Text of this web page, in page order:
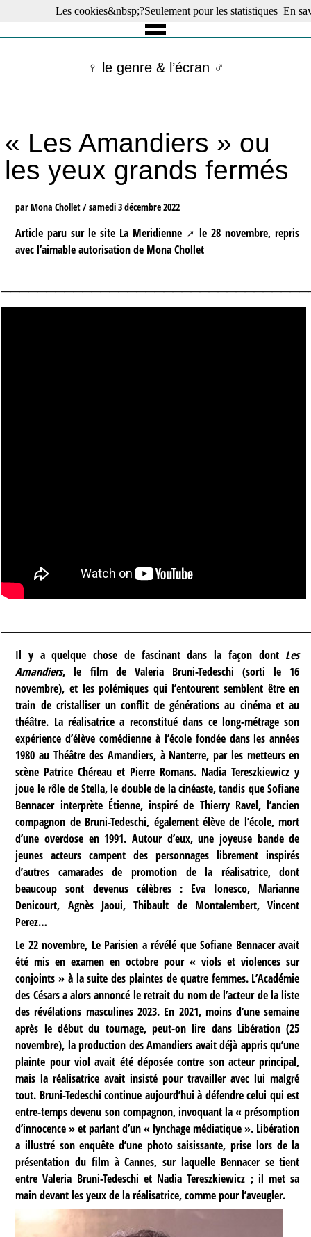
☰ Menu
Films récents
Tribunes
Archives
Actu : "La Nouvelle Vague"
S’abonner à la Lettre !
♀ le genre & l’écran ♂
« Les Amandiers » ou
les yeux grands fermés
par Mona Chollet /samedi 3 décembre 2022
Article paru sur le site La Meridienne
le 28 novembre, repris
avec l’aimable autorisation de Mona Chollet
Il y a quelque chose de fascinant dans la façon dont Les
Amandiers, le film de Valeria Bruni-Tedeschi (sorti le 16
novembre), et les polémiques qui l’entourent semblent être en
train de cristalliser un conflit de générations au cinéma et au
théâtre. La réalisatrice a reconstitué dans ce long-métrage son
expérience d’élève comédienne à l’école fondée dans les années
1980 au Théâtre des Amandiers, à Nanterre, par les metteurs en
scène Patrice Chéreau et Pierre Romans. Nadia Tereszkiewicz y
joue le rôle de Stella, le double de la cinéaste, tandis que Sofiane
Bennacer interprète Étienne, inspiré de Thierry Ravel, l’ancien
compagnon de Bruni-Tedeschi, également élève de l’école, mort
d’une overdose en 1991. Autour d’eux, une joyeuse bande de
jeunes acteurs campent des personnages librement inspirés
d’autres camarades de promotion de la réalisatrice, dont
beaucoup sont devenus célèbres : Eva Ionesco, Marianne
Denicourt, Agnès Jaoui, Thibault de Montalembert, Vincent
Perez…
Le 22 novembre, Le Parisien a révélé que Sofiane Bennacer avait
été mis en examen en octobre pour « viols et violences sur
conjoints » à la suite des plaintes de quatre femmes. L’Académie
des Césars a alors annoncé le retrait du nom de l’acteur de la liste
des révélations masculines 2023. En 2021, moins d’une semaine
après le début du tournage, peut-on lire dans Libération (25
novembre), la production des Amandiers avait déjà appris qu’une
plainte pour viol avait été déposée contre son acteur principal,
mais la réalisatrice avait insisté pour travailler avec lui malgré
tout. Bruni-Tedeschi continue aujourd’hui à défendre celui qui est
entre-temps devenu son compagnon, invoquant la « présomption
d’innocence » et parlant d’un « lynchage médiatique ». Libération
a illustré son enquête d’une photo saisissante, prise lors de la
présentation du film à Cannes, sur laquelle Bennacer se tient
entre Valeria Bruni-Tedeschi et Nadia Tereszkiewicz ; il met sa
main devant les yeux de la réalisatrice, comme pour l’aveugler.
Les cookies&nbsp;?Seulement pour les statistiques En